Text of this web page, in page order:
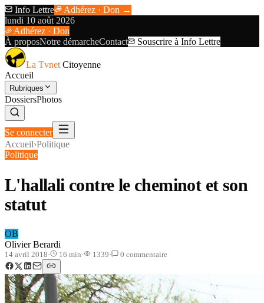
Info Lettre
Adhérez · Don →
lundi 10 août 2026
Adhérez · Don
À proposNotre démarcheContact Souscrire à Info Lettre
La Tvnet Citoyenne
Accueil
Rubriques
DossiersPhotos
Se connecter
Accueil›Politique
Politique
L'hallali contre le cheminot et son
statut
OB
Olivier Berardi
14 avril 2018· 16 min· 1339· 0 commentaire